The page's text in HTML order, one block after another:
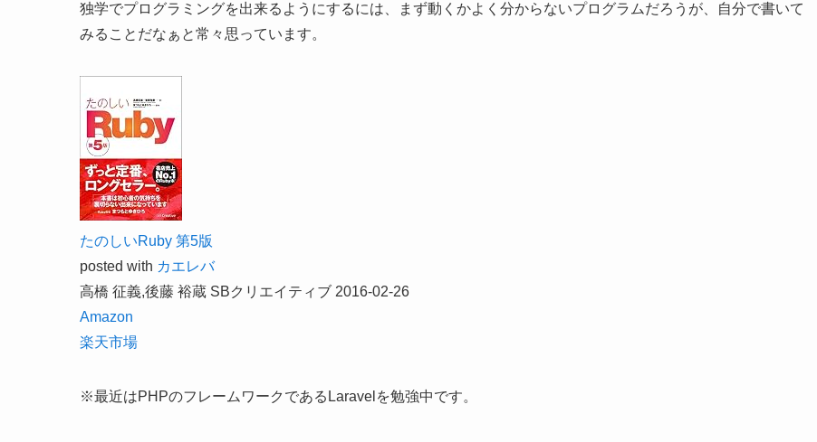
独学でプログラミングを出来るようにするには、まず動くかよく分からないプログラムだろうが、自分で書いて
みることだなぁと常々思っています。
たのしいRuby 第5版
posted with カエレバ
高橋 征義,後藤 裕蔵 SBクリエイティブ 2016-02-26
Amazon
楽天市場
※最近はPHPのフレームワークであるLaravelを勉強中です。